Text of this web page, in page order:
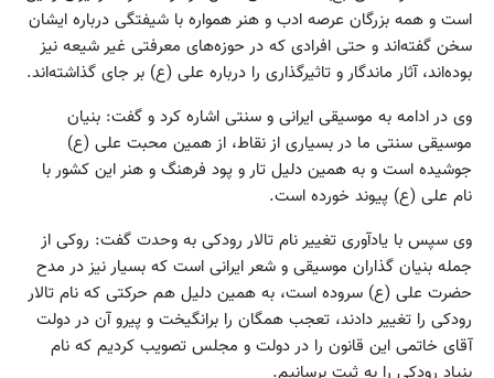
است و همه بزرگان عرصه ادب و هنر همواره با شیفتگی درباره ایشان
سخن گفته‌اند و حتی افرادی که در حوزه‌های معرفتی غیر شیعه نیز
بوده‌اند، آثار ماندگار و تاثیرگذاری را درباره علی (ع) بر جای گذاشته‌اند.
وی در ادامه به موسیقی ایرانی و سنتی اشاره کرد و گفت: بنیان
موسیقی سنتی ما در بسیاری از نقاط، از همین محبت علی (ع)
جوشیده است و به همین دلیل تار و پود فرهنگ و هنر این کشور با
نام علی (ع) پیوند خورده است.
وی سپس با یادآوری تغییر نام تالار رودکی به وحدت گفت: روکی از
جمله بنیان گذاران موسیقی و شعر ایرانی است که بسیار نیز در مدح
حضرت علی (ع) سروده است، به همین دلیل هم حرکتی که نام تالار
رودکی را تغییر دادند، تعجب همگان را برانگیخت و پیرو آن در دولت
آقای خاتمی این قانون را در دولت و مجلس تصویب کردیم که نام
بنیاد رودکی را به ثبت برسانیم.